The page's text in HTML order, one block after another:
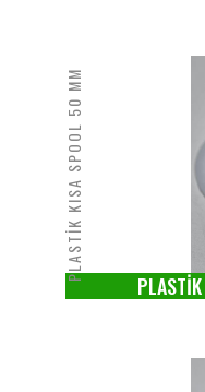
PLASTİK KISA SPOOL 50 MM